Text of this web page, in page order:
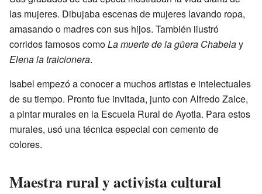
las mujeres. Dibujaba escenas de mujeres lavando ropa,
amasando o madres con sus hijos. También ilustró
corridos famosos comoLa muerte de la güera Chabelay
Elena la traicionera.
Isabel empezó a conocer a muchos artistas e intelectuales
de su tiempo. Pronto fue invitada, junto con Alfredo Zalce,
a pintar murales en la Escuela Rural de Ayotla. Para estos
murales, usó una técnica especial con cemento de
colores.
Maestra rural y activista cultural